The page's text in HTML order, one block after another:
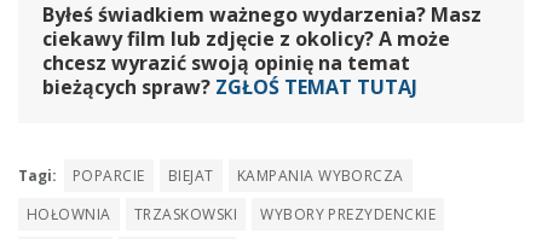
Byłeś świadkiem ważnego wydarzenia? Masz
ciekawy film lub zdjęcie z okolicy? A może
chcesz wyrazić swoją opinię na temat
bieżących spraw? ZGŁOŚ TEMAT TUTAJ
Tagi: POPARCIE BIEJAT
KAMPANIA WYBORCZA
HOŁOWNIA
TRZASKOWSKI
WYBORY PREZYDENCKIE